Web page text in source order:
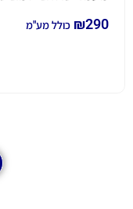
₪290 כולל מע"מ